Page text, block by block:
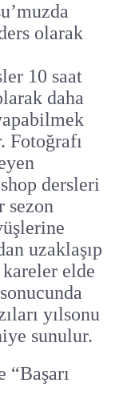
olarak
10 saat
daha
Fotoğrafı
dersleri
sezon
uzaklaşıp
elde
yılsonu
sunulur.